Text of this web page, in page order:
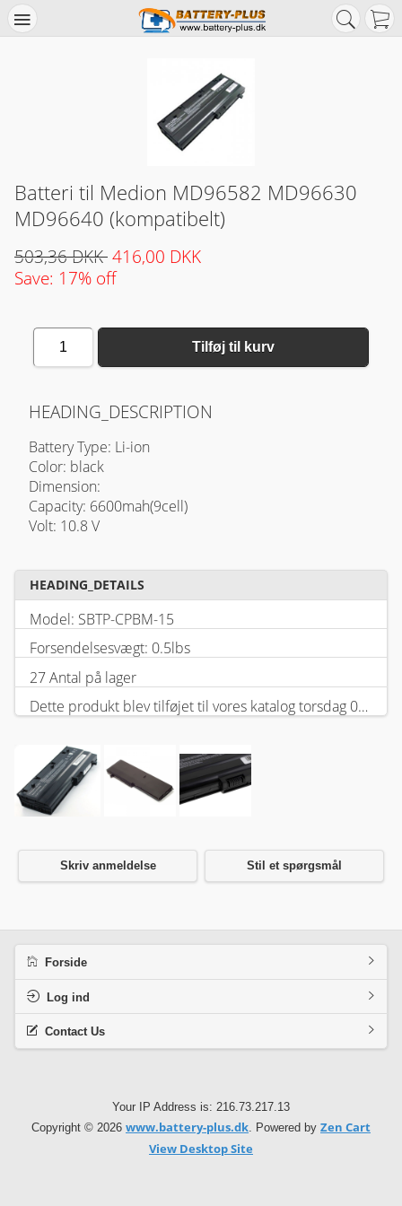
Batteri til Medion MD96582 MD96630
MD96640 (kompatibelt)
503,36 DKK416,00 DKK
Save: 17% off
1 Tilføj til kurv
HEADING_DESCRIPTION
Battery Type: Li-ion
Color: black
Dimension:
Capacity: 6600mah(9cell)
Volt: 10.8 V
HEADING_DETAILS
Model: SBTP-CPBM-15
Forsendelsesvægt: 0.5lbs
27 Antal på lager
Dette produkt blev tilføjet til vores katalog torsdag 05 februar, 2026.
Skriv anmeldelse Stil et spørgsmål
Forside
Log ind
Contact Us
Your IP Address is: 216.73.217.13
Copyright © 2026 www.battery-plus.dk. Powered by Zen Cart
View Desktop Site